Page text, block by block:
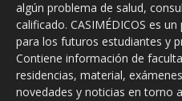
algún problema de salud,
calificado. CASIMÉDICOS es
para los futuros estudiantes y
Contiene información de
residencias, material,
novedades y noticias en torno